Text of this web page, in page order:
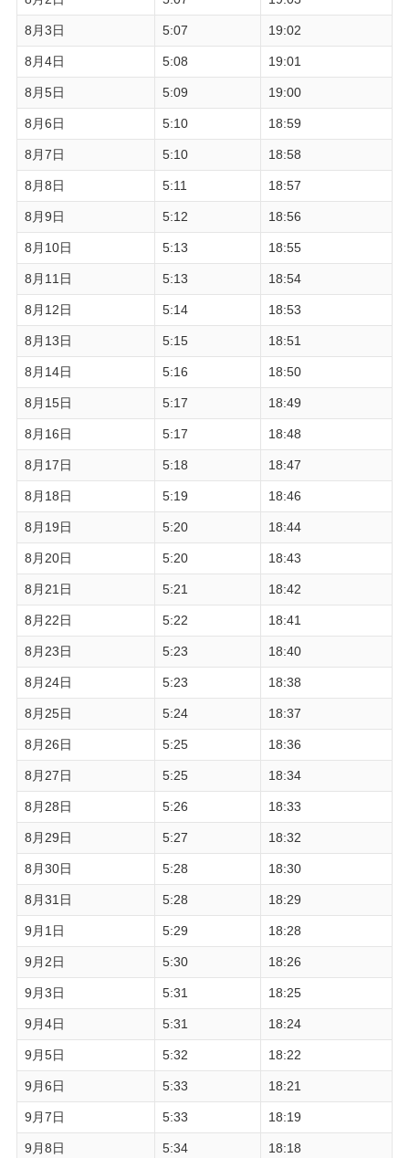
8月3日 5:07 19:02
8月4日 5:08 19:01
8月5日 5:09 19:00
8月6日 5:10 18:59
8月7日 5:10 18:58
8月8日 5:11 18:57
8月9日 5:12 18:56
8月10日 5:13 18:55
8月11日 5:13 18:54
8月12日 5:14 18:53
8月13日 5:15 18:51
8月14日 5:16 18:50
8月15日 5:17 18:49
8月16日 5:17 18:48
8月17日 5:18 18:47
8月18日 5:19 18:46
8月19日 5:20 18:44
8月20日 5:20 18:43
8月21日 5:21 18:42
8月22日 5:22 18:41
8月23日 5:23 18:40
8月24日 5:23 18:38
8月25日 5:24 18:37
8月26日 5:25 18:36
8月27日 5:25 18:34
8月28日 5:26 18:33
8月29日 5:27 18:32
8月30日 5:28 18:30
8月31日 5:28 18:29
9月1日 5:29 18:28
9月2日 5:30 18:26
9月3日 5:31 18:25
9月4日 5:31 18:24
9月5日 5:32 18:22
9月6日 5:33 18:21
9月7日 5:33 18:19
9月8日 5:34 18:18